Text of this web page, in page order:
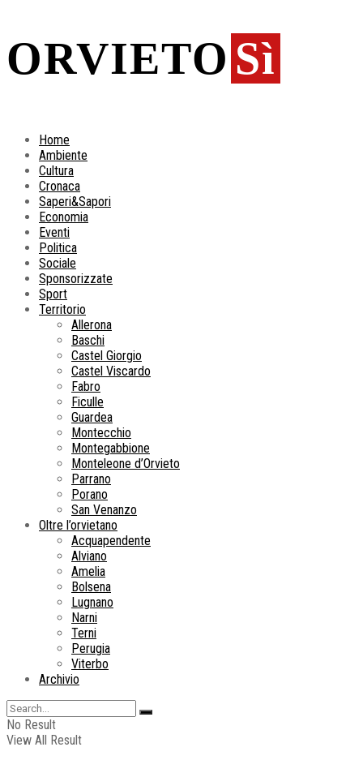
ORVIETO Sì
Home
Ambiente
Cultura
Cronaca
Saperi&Sapori
Economia
Eventi
Politica
Sociale
Sponsorizzate
Sport
Territorio
Allerona
Baschi
Castel Giorgio
Castel Viscardo
Fabro
Ficulle
Guardea
Montecchio
Montegabbione
Monteleone d’Orvieto
Parrano
Porano
San Venanzo
Oltre l’orvietano
Acquapendente
Alviano
Amelia
Bolsena
Lugnano
Narni
Terni
Perugia
Viterbo
Archivio
No Result
View All Result